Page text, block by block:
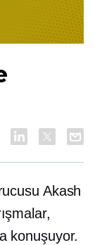
Akash
konuşuyor.